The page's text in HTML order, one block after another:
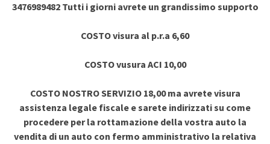
3476989482 Tutti i giorni avrete un grandissimo supporto
COSTO visura al p.r.a 6,60
COSTO vusura ACI 10,00
COSTO NOSTRO SERVIZIO 18,00 ma avrete visura
assistenza legale fiscale e sarete indirizzati su come
procedere per la rottamazione della vostra auto la
vendita di un auto con fermo amministrativo la relativa